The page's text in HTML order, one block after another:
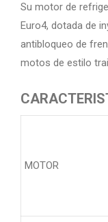
Su motor de
Euro4, dotada de
antibloqueo de
motos de estilo
MOTOR